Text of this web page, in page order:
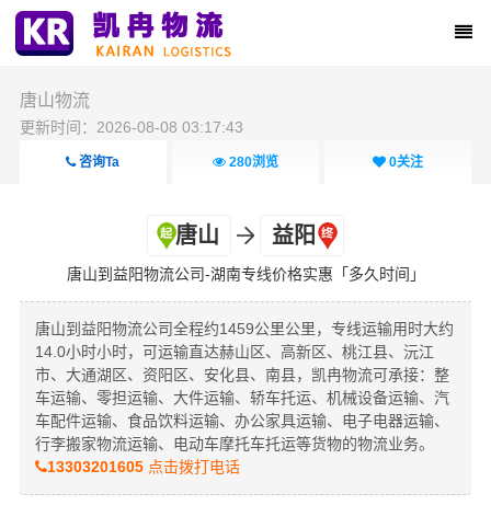
唐山物流
更新时间：2026-08-08 03:17:43
咨询Ta 280浏览 0关注
唐山 益阳
唐山到益阳物流公司-湖南专线价格实惠「多久时间」
唐山到益阳物流公司全程约1459公里公里，专线运输用时大约
14.0小时小时，可运输直达赫山区、高新区、桃江县、沅江
市、大通湖区、资阳区、安化县、南县，凯冉物流可承接：整
车运输、零担运输、大件运输、轿车托运、机械设备运输、汽
车配件运输、食品饮料运输、办公家具运输、电子电器运输、
行李搬家物流运输、电动车摩托车托运等货物的物流业务。
13303201605点击拨打电话